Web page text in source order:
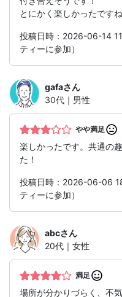
とにかく楽しかったですね
投稿日時：2026-06-14
ティーに参加）
gafaさん
30代｜男性
やや満足
楽しかったです。共通の
た！
投稿日時：2026-06-06
ティーに参加）
abcさん
20代｜女性
満足
場所が分かりづらく、不